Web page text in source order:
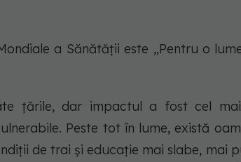
a Sănătății este „Pentru o
țările, dar impactul a fost cel
Peste tot în lume, există
de trai și educație mai slabe, mai